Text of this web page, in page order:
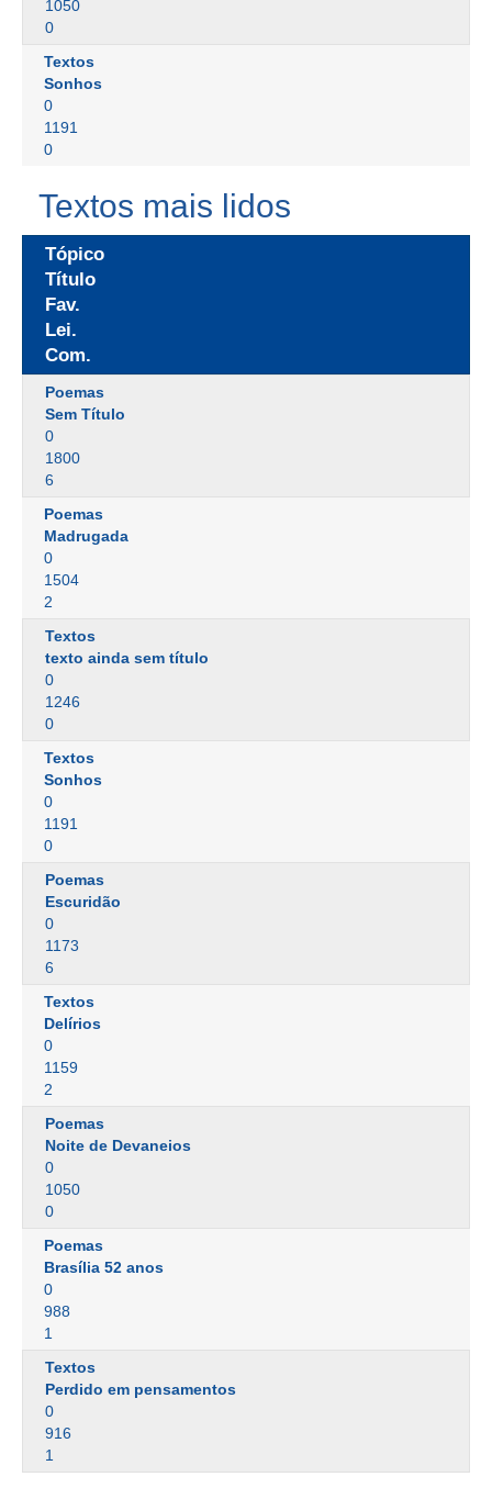
1050
0
Textos
Sonhos
0
1191
0
Textos mais lidos
Tópico
Título
Fav.
Lei.
Com.
Poemas
Sem Título
0
1800
6
Poemas
Madrugada
0
1504
2
Textos
texto ainda sem título
0
1246
0
Textos
Sonhos
0
1191
0
Poemas
Escuridão
0
1173
6
Textos
Delírios
0
1159
2
Poemas
Noite de Devaneios
0
1050
0
Poemas
Brasília 52 anos
0
988
1
Textos
Perdido em pensamentos
0
916
1